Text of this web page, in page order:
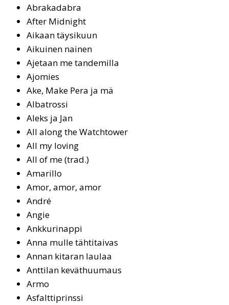
Ab­ra­ka­dab­ra
Af­ter Mid­night
Aikaan täysikuun
Ai­kui­nen nai­nen
Aje­taan me tan­de­mil­la
Ajo­mies
Ake, Ma­ke Pe­ra ja mä
Al­bat­ros­si
Aleks ja Jan
All along the Watch­to­wer
All my lo­ving
All of me (trad.)
Ama­ril­lo
Amor, amor, amor
André
An­gie
Ank­ku­ri­nap­pi
Anna mulle tähtitaivas
An­nan ki­ta­ran lau­laa
Anttilan keväthuumaus
Ar­mo
As­falt­tip­rins­si